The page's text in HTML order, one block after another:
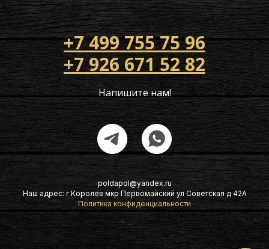
+7 499 755 75 96
+7 926 671 52 82
Напишите нам!
poldapol@yandex.ru
Наш адрес: г Королев мкр Первомайский ул Советская д 42А
Политика конфиденциальности